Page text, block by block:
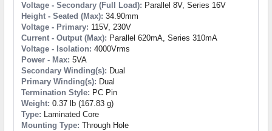
Voltage - Secondary (Full Load): Parallel 8V, Series 16V
Height - Seated (Max): 34.90mm
Voltage - Primary: 115V, 230V
Current - Output (Max): Parallel 620mA, Series 310mA
Voltage - Isolation: 4000Vrms
Power - Max: 5VA
Secondary Winding(s): Dual
Primary Winding(s): Dual
Termination Style: PC Pin
Weight: 0.37 lb (167.83 g)
Type: Laminated Core
Mounting Type: Through Hole